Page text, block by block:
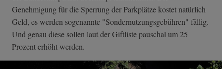
Genehmigung für die Sperrung der Parkplätze kostet natürlich
Geld, es werden sogenannte "Sondernutzungsgebühren" fällig.
Und genau diese sollen laut der Giftliste pauschal um 25
Prozent erhöht werden.